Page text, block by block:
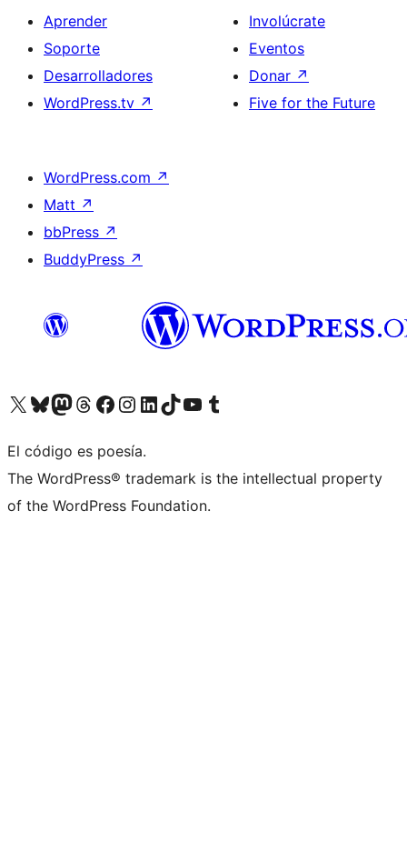
Aprender
Soporte
Desarrolladores
WordPress.tv ↗
Involúcrate
Eventos
Donar ↗
Five for the Future
WordPress.com ↗
Matt ↗
bbPress ↗
BuddyPress ↗
Visita nuestra cuenta de X (anteriormente Twitter)
Visita nuestra cuenta de Bluesky
Visita nuestra cuenta de Mastodon
Visita nuestra cuenta de Threads
Visita nuestra página de Facebook
Visita nuestra cuenta de Instagram
Visita nuestra cuenta de LinkedIn
Visita nuestra cuenta de TikTok
Visita nuestro canal de YouTube
Visita nuestra cuenta de Tumblr
El código es poesía.
The WordPress® trademark is the intellectual property
of the WordPress Foundation.